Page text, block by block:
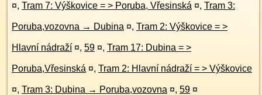
¤, Tram 7: Výškovice = > Poruba, Vřesinská ¤, Tram 3:
Poruba,vozovna → Dubina ¤, Tram 2: Výškovice = >
Hlavní nádraží ¤, 59 ¤, Tram 17: Dubina = >
Poruba,Vřesinská ¤, Tram 2: Hlavní nádraží = > Výškovice
¤, Tram 3: Dubina → Poruba,vozovna ¤, 59 ¤